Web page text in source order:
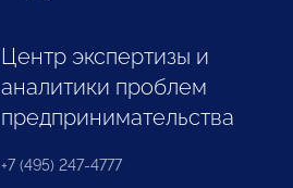
Центр экспертизы и
аналитики проблем
предпринимательства
+7 (495) 247-4777